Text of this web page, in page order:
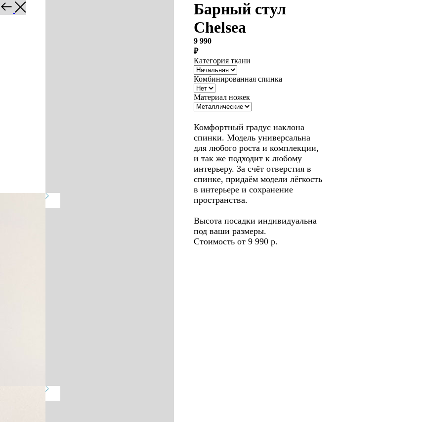
Назад
Барный стул
Chelsea
9 990
₽
Категория ткани
Комбинированная спинка
Материал ножек
Комфортный градус наклона
спинки. Модель универсальна
для любого роста и комплекции,
и так же подходит к любому
интерьеру. За счёт отверстия в
спинке, придаём модели лёгкость
в интерьере и сохранение
пространства.
Высота посадки индивидуальна
под ваши размеры.
Стоимость от 9 990 р.